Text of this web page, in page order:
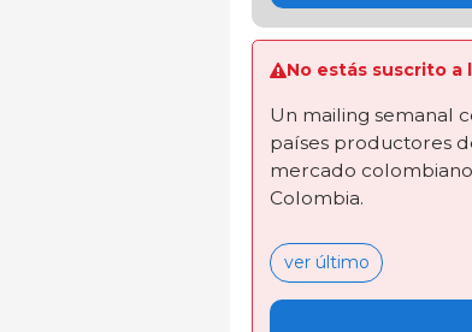
No estás suscrito
Un mailing semanal
países productores
mercado
Colombia.
ver último